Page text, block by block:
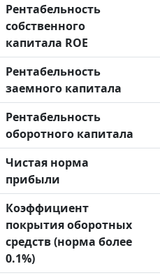
Рентабельность
собственного
капитала ROE
Рентабельность
заемного капитала
Рентабельность
оборотного капитала
Чистая норма
прибыли
Коэффициент
покрытия оборотных
средств (норма более
0.1%)